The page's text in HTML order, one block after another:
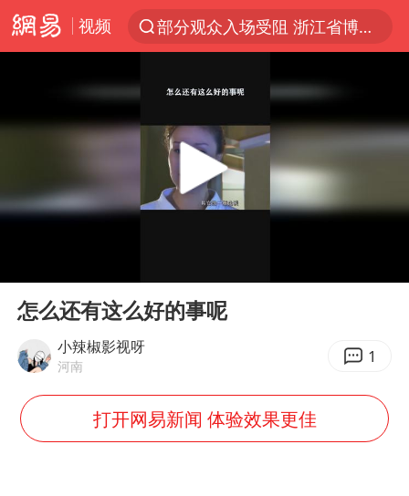
视频
部分观众入场受阻 浙江省博物馆致歉
U17国足三战全胜
47岁妈妈突然产女 26岁女儿：很震惊
OpenAI为免费用户升级GPT-5.6 Luna
对话重庆地铁吐血女孩
代人信访被判寻衅滋事案被告人获国赔
现代版摸金校尉落网查获400多枚古币
Play
怎么还有这么好的事呢
小辣椒影视呀
河南 1
打开网易新闻 体验效果更佳